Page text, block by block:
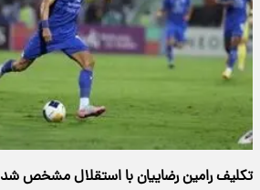
تکلیف رامین رضاییان با استقلال مشخص شد